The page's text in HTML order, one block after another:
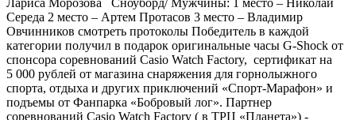
Лариса Морозова Сноуборд/ Мужчины: 1 место – Николай
Середа 2 место – Артем Протасов 3 место – Владимир
Овчинников смотреть протоколы Победитель в каждой
категории получил в подарок оригинальные часы G-Shock от
спонсора соревнований Casio Watch Factory, сертификат на
5 000 рублей от магазина снаряжения для горнолыжного
спорта, отдыха и других приключений «Спорт-Марафон» и
подъемы от Фанпарка «Бобровый лог». Партнер
соревнований Casio Watch Factory ( в ТРЦ «Планета») -